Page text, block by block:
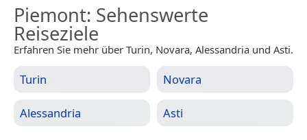
Piemont: Sehenswerte
Reiseziele
Erfahren Sie mehr über Turin, Novara, Alessandria und Asti.
Turin Novara
Alessandria Asti